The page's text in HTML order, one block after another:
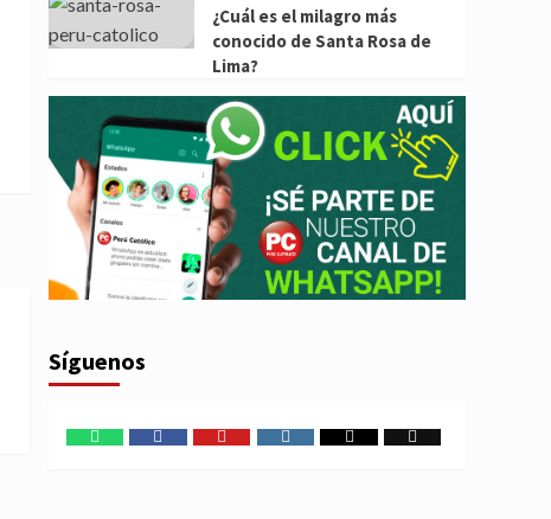
¿Cuál es el milagro más
conocido de Santa Rosa de
Lima?
Síguenos
WhatsAppFacebookYoutubeInstagram
X TikTok